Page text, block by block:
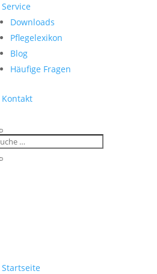
Service
Downloads
Pflegelexikon
Blog
Häufige Fragen
Kontakt
Startseite